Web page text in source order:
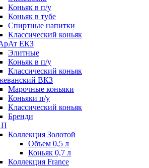
Коньяк в п/у
Коньяк в тубе
Спиртные напитки
Классический коньяк
ЕКЗ
Элитные
Коньяк в п/у
Классический коньяк
ВКЗ
Марочные коньяки
Коньяки п/у
Классический коньяк
Бренди
Коллекция Золотой
Объем 0,5 л
Коньяк 0,7 л
Коллекция France